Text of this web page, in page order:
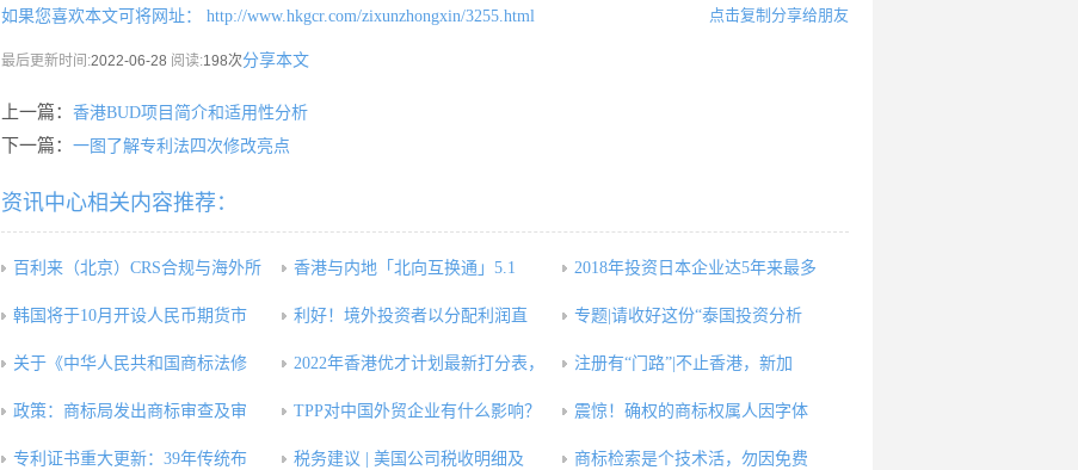
如果您喜欢本文可将网址： http://www.hkgcr.com/zixunzhongxin/3255.html 点击复制分享给朋友
最后更新时间:2022-06-28 阅读:198次分享本文
上一篇： 香港BUD项目简介和适用性分析
下一篇： 一图了解专利法四次修改亮点
资讯中心相关内容推荐：
百利来（北京）CRS合规与海外所 香港与内地「北向互换通」5.1 2018年投资日本企业达5年来最多
韩国将于10月开设人民币期货市 利好！境外投资者以分配利润直 专题|请收好这份“泰国投资分析
关于《中华人民共和国商标法修 2022年香港优才计划最新打分表， 注册有“门路”|不止香港，新加
政策：商标局发出商标审查及审 TPP对中国外贸企业有什么影响？ 震惊！确权的商标权属人因字体
专利证书重大更新：39年传统布 税务建议 | 美国公司税收明细及 商标检索是个技术活，勿因免费